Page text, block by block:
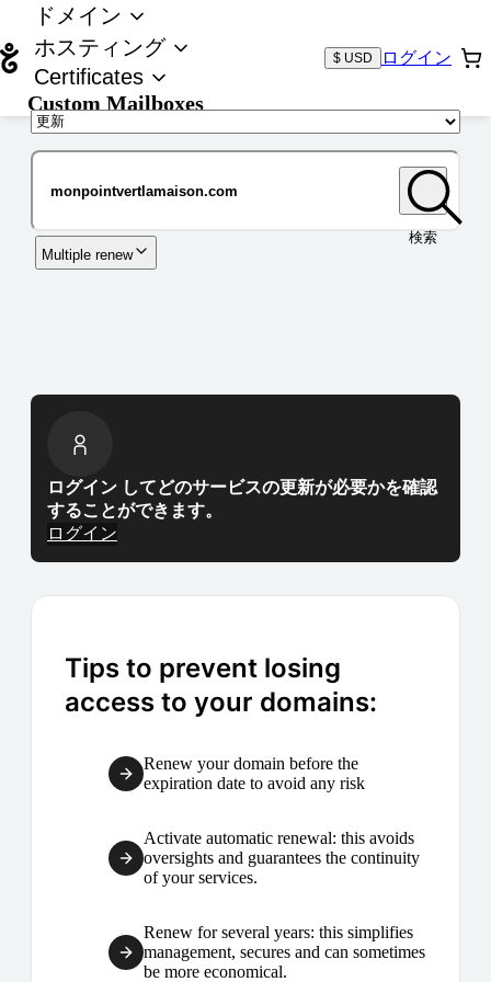
ドメイン
ホスティング
Certificates
Custom Mailboxes
$ USD ログイン
検索
Multiple renew
ログイン してどのサービスの更新が必要かを確認
することができます。
ログイン
Tips to prevent losing
access to your domains:
Renew your domain before the
expiration date to avoid any risk
Activate automatic renewal: this avoids
oversights and guarantees the continuity
of your services.
Renew for several years: this simplifies
management, secures and can sometimes
be more economical.